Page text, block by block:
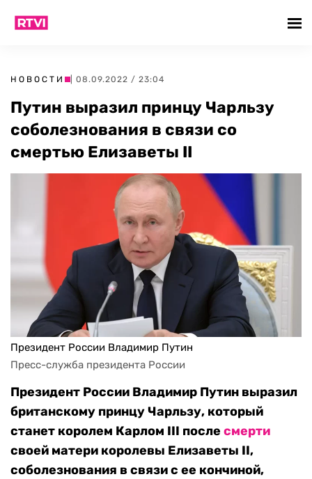
НОВОСТИ | 08.09.2022 / 23:04
Путин выразил принцу Чарльзу
соболезнования в связи со
смертью Елизаветы II
Президент России Владимир Путин
Пресс-служба президента России
Президент России Владимир Путин выразил
британскому принцу Чарльзу, который
станет королем Карлом III после смерти
своей матери королевы Елизаветы II,
соболезнования в связи с ее кончиной,